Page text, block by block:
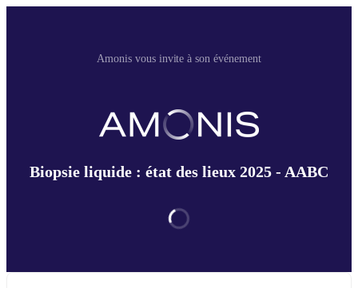
Amonis vous invite à son événement
Biopsie liquide : état des lieux 2025 - AABC